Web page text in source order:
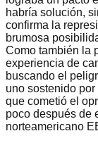
habría solución,
confirma la
brumosa
Como también la
experiencia de
buscando el
uno sostenido
que cometió el
poco después de
norteamericano